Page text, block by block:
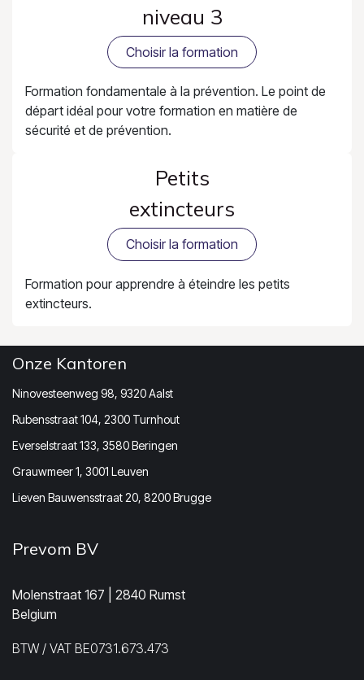
niveau 3
Choisir la formation
Formation fondamentale à la prévention. Le point de
départ idéal pour votre formation en matière de
sécurité et de prévention.
Petits
extincteurs
Choisir la formation
Formation pour apprendre à éteindre les petits
extincteurs.
Onze Kantoren
Ninovesteenweg 98, 9320 Aalst
Rubensstraat 104, 2300 Turnhout
Everselstraat 133, 3580 Beringen
Grauwmeer 1, 3001 Leuven
Lieven Bauwensstraat 20, 8200 Brugge
Prevom BV
Molenstraat 167 | 2840 Rumst
Belgium
BTW / VAT BE0731.673.473